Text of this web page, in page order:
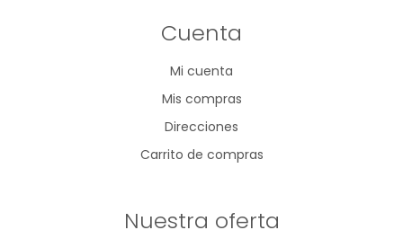
Cuenta
Mi cuenta
Mis compras
Direcciones
Carrito de compras
Nuestra oferta